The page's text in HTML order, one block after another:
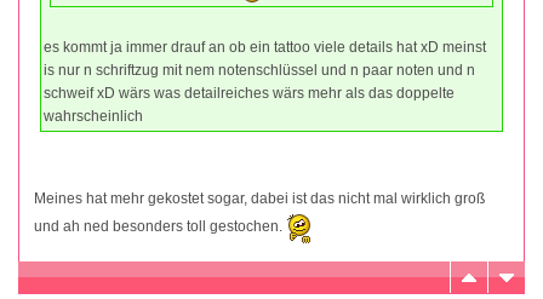
es kommt ja immer drauf an ob ein tattoo viele details hat xD meinst
is nur n schriftzug mit nem notenschlüssel und n paar noten und n
schweif xD wärs was detailreiches wärs mehr als das doppelte
wahrscheinlich
Meines hat mehr gekostet sogar, dabei ist das nicht mal wirklich groß
und ah ned besonders toll gestochen.